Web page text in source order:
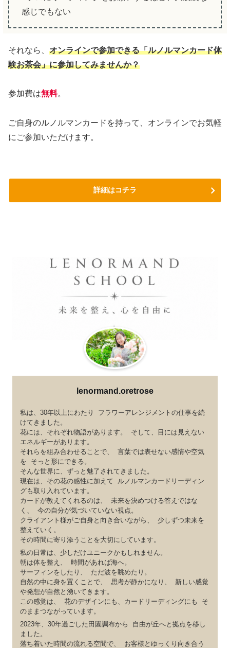
感じでもない
それなら、 オンラインで参加できる「ルノルマンカード体
験お茶会」に参加してみませんか？
参加費は無料。
ご自身のルノルマンカードを持って、オンラインでお気軽
にご参加いただけます。
詳細はコチラ
lenormand.oretrose
私は、30年以上にわたり フラワーアレンジメントの仕事を続
けてきました。
花には、それぞれ物語があります。 そして、目には見えない
エネルギーがあります。
それらを組み合わせることで、 言葉では表せない感情や空気
を そっと形にできる。
そんな世界に、ずっと魅了されてきました。
現在は、その花の感性に加えて ルノルマンカードリーディン
グも取り入れています。
カードが教えてくれるのは、 未来を決めつける答えではな
く、 今の自分が気づいていない視点。
クライアント様がご自身と向き合いながら、 少しずつ未来を
整えていく。
その時間に寄り添うことを大切にしています。
私の日常は、少しだけユニークかもしれません。
朝は体を整え、 時間があれば海へ。
サーフィンをしたり、 ただ波を眺めたり。
自然の中に身を置くことで、 思考が静かになり、 新しい感覚
や発想が自然と湧いてきます。
この感覚は、 花のデザインにも、カードリーディングにも そ
のままつながっています。
2023年、30年過ごした田園調布から 自由が丘へと拠点を移し
ました。
落ち着いた時間の流れる空間で、 お客様とゆっくり向き合う